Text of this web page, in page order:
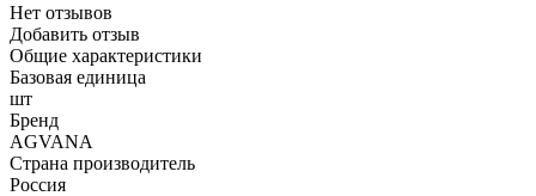
Нет отзывов
Добавить отзыв
Общие характеристики
Базовая единица
шт
Бренд
AGVANA
Страна производитель
Россия